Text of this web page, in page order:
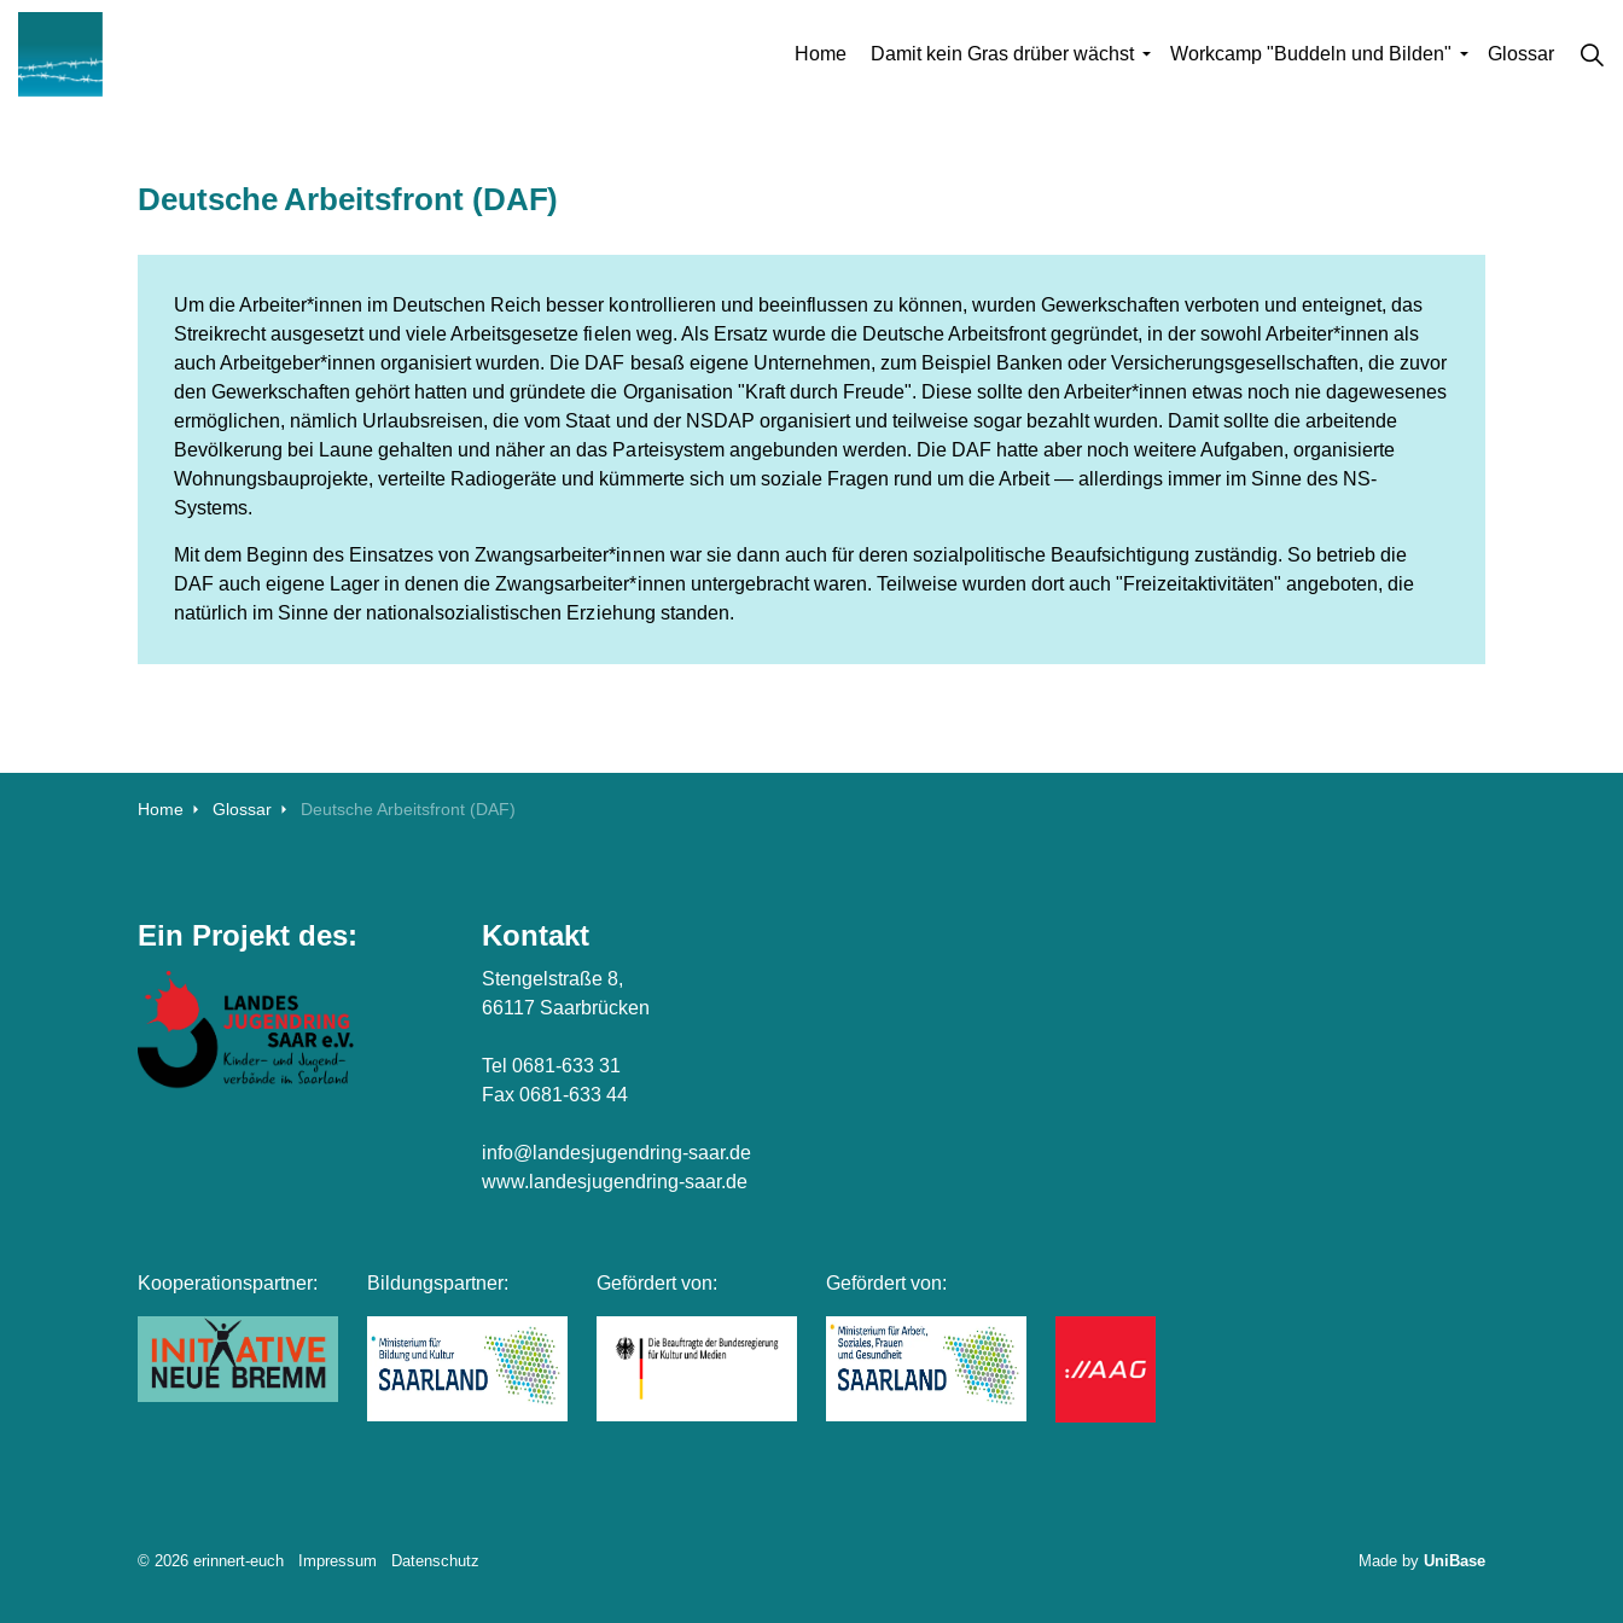
Home Damit kein Gras drüber wächst Workcamp "Buddeln und Bilden" Glossar
Deutsche Arbeitsfront (DAF)
Um die Arbeiter*innen im Deutschen Reich besser kontrollieren und beeinflussen zu können, wurden Gewerkschaften verboten und enteignet, das
Streikrecht ausgesetzt und viele Arbeitsgesetze fielen weg. Als Ersatz wurde die Deutsche Arbeitsfront gegründet, in der sowohl Arbeiter*innen als
auch Arbeitgeber*innen organisiert wurden. Die DAF besaß eigene Unternehmen, zum Beispiel Banken oder Versicherungsgesellschaften, die zuvor
den Gewerkschaften gehört hatten und gründete die Organisation "Kraft durch Freude". Diese sollte den Arbeiter*innen etwas noch nie dagewesenes
ermöglichen, nämlich Urlaubsreisen, die vom Staat und der NSDAP organisiert und teilweise sogar bezahlt wurden. Damit sollte die arbeitende
Bevölkerung bei Laune gehalten und näher an das Parteisystem angebunden werden. Die DAF hatte aber noch weitere Aufgaben, organisierte
Wohnungsbauprojekte, verteilte Radiogeräte und kümmerte sich um soziale Fragen rund um die Arbeit — allerdings immer im Sinne des NS-
Systems.
Mit dem Beginn des Einsatzes von Zwangsarbeiter*innen war sie dann auch für deren sozialpolitische Beaufsichtigung zuständig. So betrieb die
DAF auch eigene Lager in denen die Zwangsarbeiter*innen untergebracht waren. Teilweise wurden dort auch "Freizeitaktivitäten" angeboten, die
natürlich im Sinne der nationalsozialistischen Erziehung standen.
Home Glossar Deutsche Arbeitsfront (DAF)
Ein Projekt des: Kontakt
Stengelstraße 8,
66117 Saarbrücken
Tel 0681-633 31
Fax 0681-633 44
info@landesjugendring-saar.de
www.landesjugendring-saar.de
Kooperationspartner: Bildungspartner: Gefördert von: Gefördert von:
© 2026 erinnert-euch Impressum Datenschutz Made by UniBase